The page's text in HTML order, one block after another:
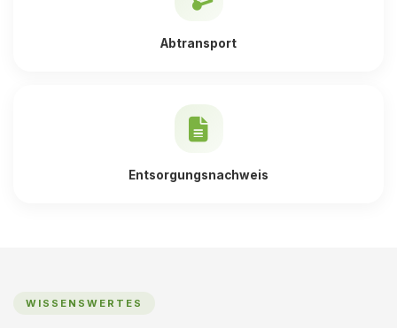
Abtransport
Entsorgungsnachweis
WISSENSWERTES